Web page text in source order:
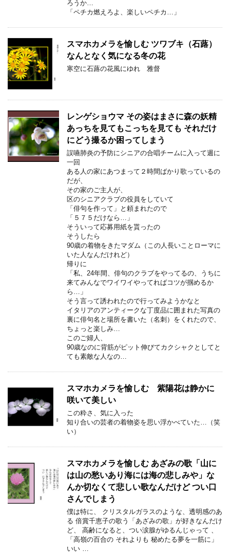
ろうか…
「ペチカ燃えろよ、楽しいペチカ…」
スマホカメラを愉しむ ツワブキ（石蕗）
なんとなく気になる冬の花
寒空に石蕗の花風にゆれ 雅督
レンゲショウマ その姿はまさに森の妖精
あっちを見てもこっちを見ても それだけ
にどう撮るか困ってしまう
誤嚥肺炎の予防にシニアの合唱チームに入って週に
一回
ある人の家にあつまって２時間ばかり歌っているの
だが、
その家のご主人が、
区のシニアクラブの役員をしていて
「俳句を作って」と頼まれたので
「５７５だけなら…」
そういって応募用紙を貰ったの
そうしたら
90歳の着物をきたマダム（この人長いことローマに
いた人なんだけれど）
帰りに
「私、24年間、俳句のクラブをやってるの、うちに
来てみんなでワイワイやってればコツが掴めるか
ら…」
そう言って誘われたので行ってみようかなと
イタリアのアンティークな丁度品に囲まれた写真の
裏に俳句名と場所を書いた（名刺）をくれたので、
ちょっと楽しみ…
このご婦人、
90歳なのに背筋がピット伸びてカクシャクとしてと
ても素敵な人なの…
スマホカメラを愉しむ 紫陽花は静かに
咲いて美しい
この粋さ、気に入った
知り合いの芸者の着物姿を思い浮かべていた…（笑
い）
スマホカメラを愉しむ あざみの歌「山に
は山の愁いあり海には海の悲しみや」な
んか切なくて悲しい歌なんだけど つい口
さんでしまう
僕は特に、 クリスタルガラスのような、透明感のあ
る 倍賞千恵子の歌う「あざみの歌」が好きなんだけ
ど、 高齢になると、つい涙腺がゆるんじゃって 、
「高嶺の百合の それよりも 秘めたる夢を一筋に」
いい …